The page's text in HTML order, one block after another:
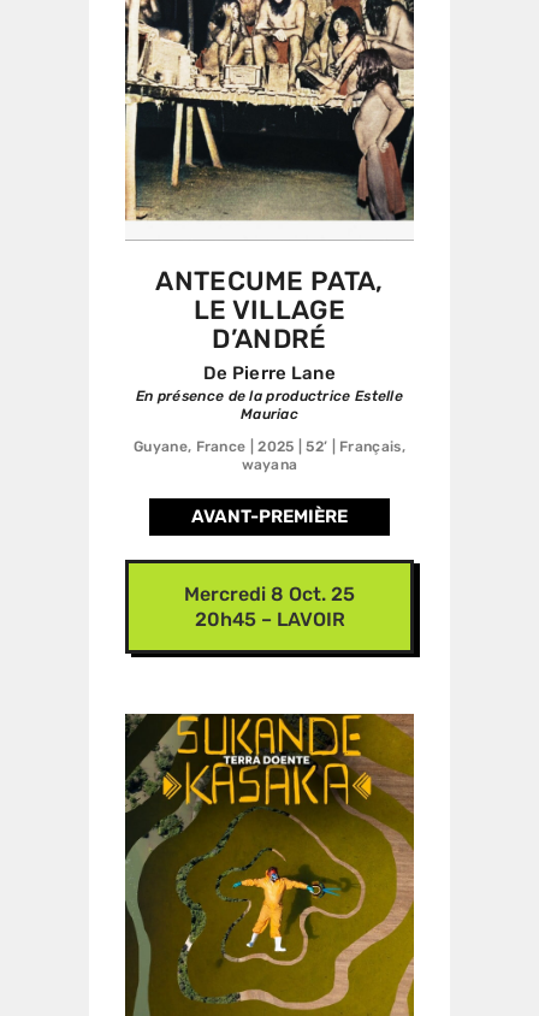
ANTECUME PATA,
LE VILLAGE
D’ANDRÉ
De Pierre Lane
En présence de la productrice Estelle
Mauriac
Guyane, France | 2025 | 52’ | Français,
wayana
AVANT-PREMIÈRE
Mercredi 8 Oct. 25
20h45 – LAVOIR